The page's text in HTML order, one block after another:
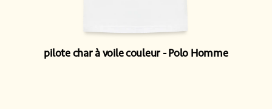
pilote char à voile couleur Polo Homme